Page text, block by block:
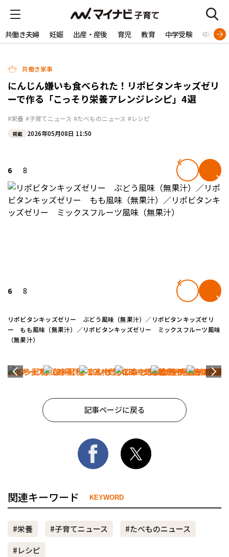
共働き夫婦 妊娠 出産・産後 育児 教育 中学受験 中学生
共働き家事
にんじん嫌いも食べられた！リポビタンキッズゼリ
ーで作る「こっそり栄養アレンジレシピ」4選
#栄養 #子育てニュース #たべものニュース #レシピ
掲載 2026年05月08日 11:50
6 8
6 8
リポビタンキッズゼリー ぶどう風味（無果汁）／リポビタンキッズゼリ
ー もも風味（無果汁）／リポビタンキッズゼリー ミックスフルーツ風味
（無果汁）
記事ページに戻る
関連キーワード KEYWORD
#栄養 #子育てニュース
#たべものニュース
#レシピ